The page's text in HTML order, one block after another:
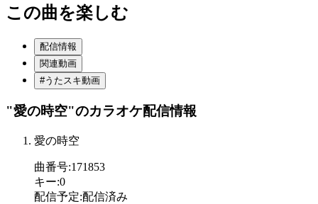
この曲を楽しむ
配信情報
関連動画
#うたスキ動画
"愛の時空"のカラオケ配信情報
愛の時空
曲番号:171853
キー:0
配信予定:配信済み